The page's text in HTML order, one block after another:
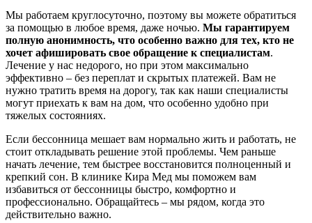
Мы работаем круглосуточно, поэтому вы можете обратиться
за помощью в любое время, даже ночью. Мы гарантируем
полную анонимность, что особенно важно для тех, кто не
хочет афишировать свое обращение к специалистам.
Лечение у нас недорого, но при этом максимально
эффективно – без переплат и скрытых платежей. Вам не
нужно тратить время на дорогу, так как наши специалисты
могут приехать к вам на дом, что особенно удобно при
тяжелых состояниях.
Если бессонница мешает вам нормально жить и работать, не
стоит откладывать решение этой проблемы. Чем раньше
начать лечение, тем быстрее восстановится полноценный и
крепкий сон. В клинике Кира Мед мы поможем вам
избавиться от бессонницы быстро, комфортно и
профессионально. Обращайтесь – мы рядом, когда это
действительно важно.